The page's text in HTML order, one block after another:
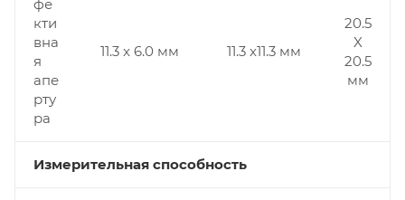
фе
кти
вна
я
апе
рту
ра
11.3 x 6.0 мм 11.3 x11.3 мм
20.5
X
20.5
мм
Измерительная способность